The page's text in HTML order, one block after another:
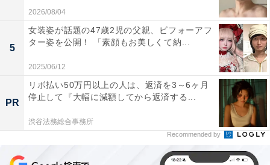
2026/08/04
5
女装姿が話題の47歳2児の父親、ビフォーアフ
ター姿を公開！ 「素顔もお美しくて納...
2025/06/12
PR
リボ払い50万円以上の人は、返済を3～6ヶ月
停止して『大幅に減額してから返済する...
渋谷法務総合事務所
Recommended by